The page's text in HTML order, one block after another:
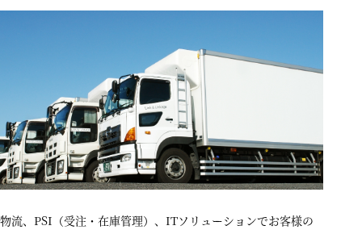
物流、PSI（受注・在庫管理）、ITソリューションでお客様の